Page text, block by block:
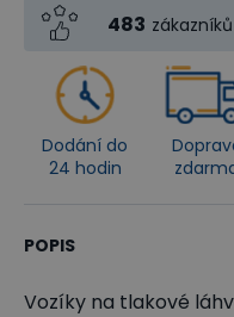
483
Dodání do
24 hodin
POPIS
Vozíky na tlakové